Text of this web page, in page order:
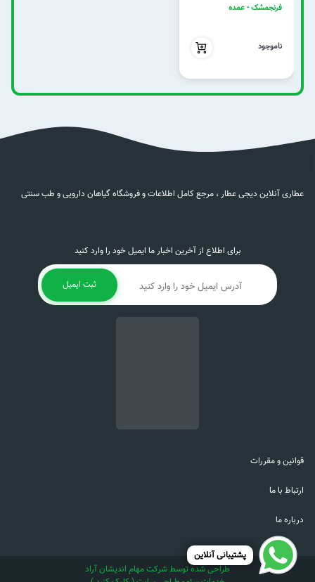
پشتیبانی آنلاین
فرنجمشک - عمده
ناموجود
قوانین و مقررات
ارتباط با ما
درباره ما
برای اطلاع از آخرین اخبار ما ایمیل خود را وارد کنید
ثبت ایمیل
عطاری آنلاین دیجی عطار ، مرجع کامل اطلاعات و فروشگاه گیاهان دارویی و طب سنتی
طراحی شده توسط شرکت مهام اندیشان آراد